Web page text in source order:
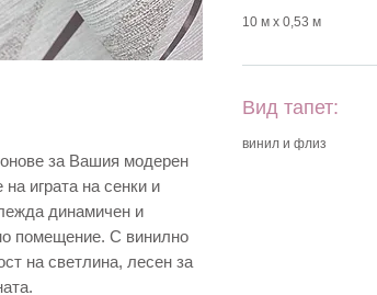
за Вашия модерен
играта на сенки и
динамичен и
помещение. С винилно
на светлина, лесен за
10 м х 0,53 м
Вид тапет:
винил и флиз